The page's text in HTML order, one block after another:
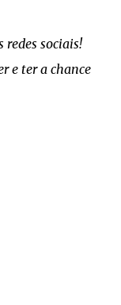
redes sociais!
e ter a chance